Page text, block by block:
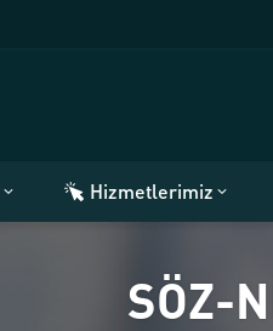
Hizmetlerimiz
SÖZ-